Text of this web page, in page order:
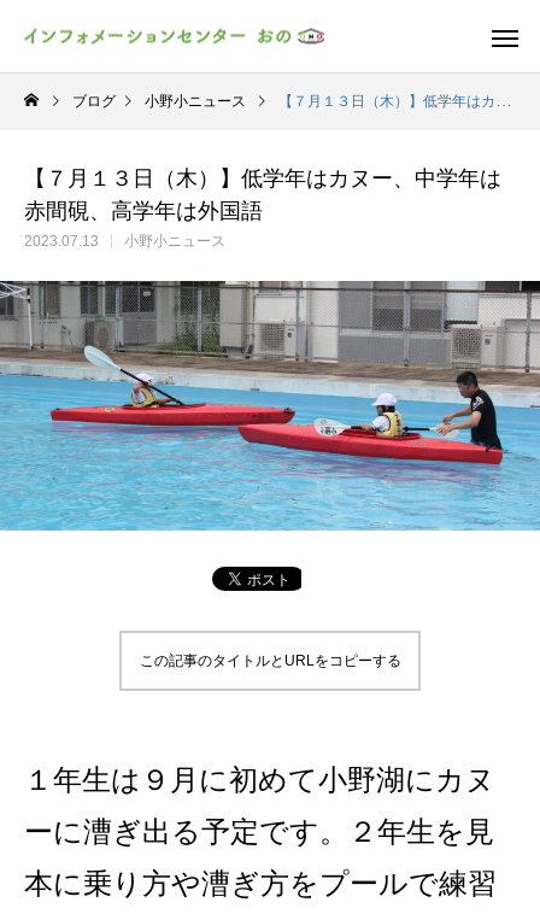
ブログ 小野小ニュース 【７月１３日（木）】低学年はカヌー、中学年は赤間硯、高学年は外国語
【７月１３日（木）】低学年はカヌー、中学年は
赤間硯、高学年は外国語
2023.07.13 小野小ニュース
この記事のタイトルとURLをコピーする
１年生は９月に初めて小野湖にカヌ
ーに漕ぎ出る予定です。２年生を見
本に乗り方や漕ぎ方をプールで練習